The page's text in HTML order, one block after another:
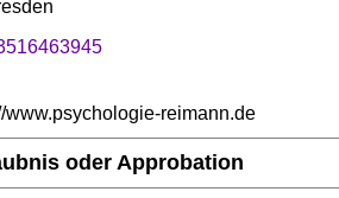
www.psychologie-reimann.de
oder Approbation